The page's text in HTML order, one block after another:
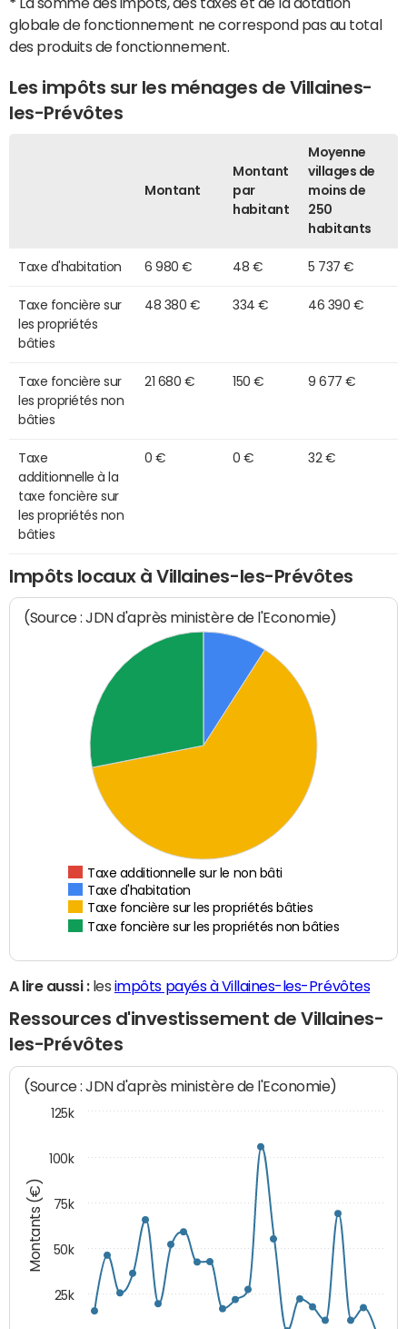
globale de fonctionnement ne correspond pas au total
des produits de fonctionnement.
Les impôts sur les ménages de Villaines-
les-Prévôtes
Montant
Montant
par
habitant
Moyenne
villages de
moins de
250
habitants
Taxe d'habitation 6 980 € 48 € 5 737 €
Taxe foncière sur
les propriétés
bâties
48 380 € 334 € 46 390 €
Taxe foncière sur
les propriétés non
bâties
21 680 € 150 € 9 677 €
Taxe
additionnelle à la
taxe foncière sur
les propriétés non
bâties
0 € 0 € 32 €
Impôts locaux à Villaines-les-Prévôtes
(Source : JDN d'après ministère de l'Economie)
Taxe additionnelle sur le non bâti
Taxe d'habitation
Taxe foncière sur les propriétés bâties
Taxe foncière sur les propriétés non bâties
A lire aussi :les impôts payés à Villaines-les-Prévôtes
Ressources d'investissement de Villaines-
les-Prévôtes
Montants (€)
(Source : JDN d'après ministère de l'Economie)
25k
50k
75k
100k
125k